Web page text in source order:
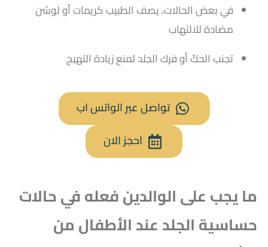
في بعض الحالات، يصف الطبيب كريمات أو لوشن
مضادة للالتهاب
تجنب الحكّ أو فرك الجلد لمنع زيادة التهيج
تواصل عبر الواتس اب
احجز الان
ما يجب على الوالدين فعله في حالات
حساسية الجلد عند الأطفال من